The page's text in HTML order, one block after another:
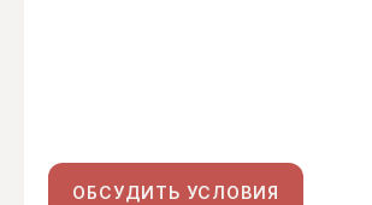
ОБСУДИТЬ УСЛОВИЯ